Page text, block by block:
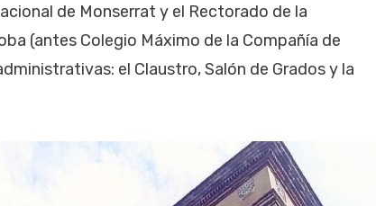
de Monserrat y el Rectorado de la
(antes Colegio Máximo de la Compañía de
el Claustro, Salón de Grados y la